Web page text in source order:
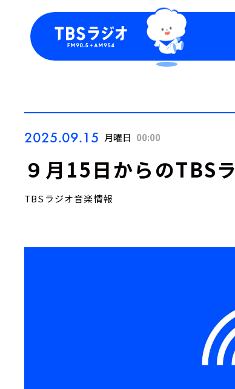
2025.09.15 月曜日 00:00
９月15日からのTBS
TBSラジオ音楽情報